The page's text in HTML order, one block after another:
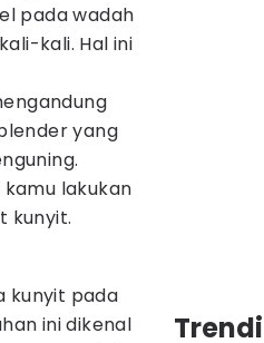
pada wadah
kali. Hal ini
yang
lakukan
kunyit.
kunyit pada
ini dikenal